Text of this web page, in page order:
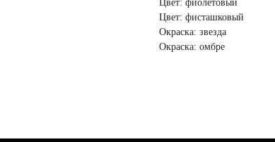
Цвет: фиолетовый
Цвет: фисташковый
Окраска: звезда
Окраска: омбре